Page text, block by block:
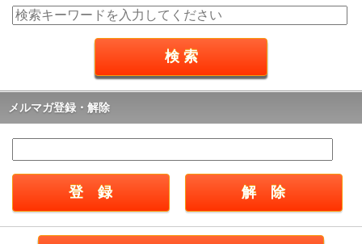
メルマガ登録・解除